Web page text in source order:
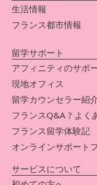
生活情報
フランス都市情報
留学サポート
アフィニティのサポ
現地オフィス
留学カウンセラー紹
フランスQ&A ? よく
フランス留学体験記
オンラインサポート
サービスについて